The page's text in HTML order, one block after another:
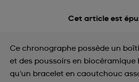
Cet article est
Ce chronographe possède un
et des poussoirs en biocéramique
qu'un bracelet en caoutchouc